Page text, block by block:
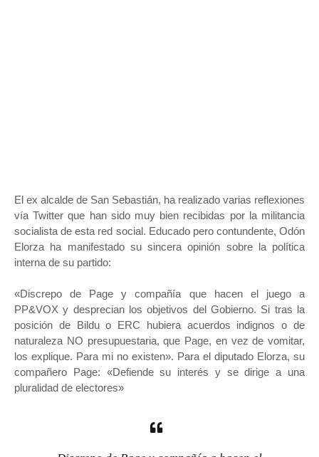
El ex alcalde de San Sebastián, ha realizado varias reflexiones
vía Twitter que han sido muy bien recibidas por la militancia
socialista de esta red social. Educado pero contundente, Odón
Elorza ha manifestado su sincera opinión sobre la política
interna de su partido:
«Discrepo de Page y compañía que hacen el juego a
PP&VOX y desprecian los objetivos del Gobierno. Si tras la
posición de Bildu o ERC hubiera acuerdos indignos o de
naturaleza NO presupuestaria, que Page, en vez de vomitar,
los explique. Para mi no existen». Para el diputado Elorza, su
compañero Page: «Defiende su interés y se dirige a una
pluralidad de electores»